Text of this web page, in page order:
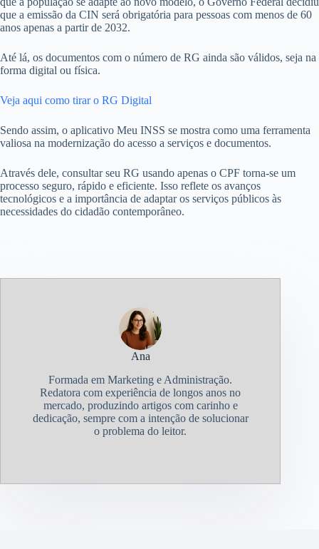
que a emissão da CIN será obrigatória para pessoas com menos de 60
anos apenas a partir de 2032.
Até lá, os documentos com o número de RG ainda são válidos, seja na
forma digital ou física.
Veja aqui como tirar o RG Digital
Sendo assim, o aplicativo Meu INSS se mostra como uma ferramenta
valiosa na modernização do acesso a serviços e documentos.
Através dele, consultar seu RG usando apenas o CPF torna-se um
processo seguro, rápido e eficiente. Isso reflete os avanços
tecnológicos e a importância de adaptar os serviços públicos às
necessidades do cidadão contemporâneo.
Ana
Formada em Marketing e Administração.
Redatora com experiência de longos anos no
mercado, produzindo artigos com carinho e
dedicação, sempre com a intenção de solucionar
o problema do leitor.